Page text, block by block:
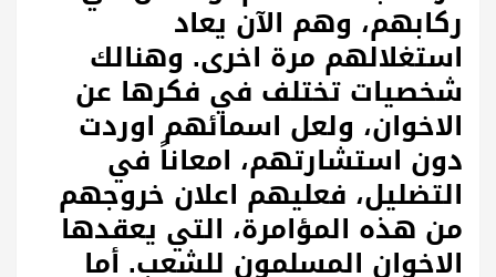
ركابهم، وهم الآن يعاد
استغلالهم مرة اخرى. وهنالك
شخصيات تختلف في فكرها عن
الاخوان، ولعل اسمائهم اوردت
دون استشارتهم، امعاناً في
التضليل، فعليهم اعلان خروجهم
من هذه المؤامرة، التي يعقدها
الاخوان المسلمون للشعب. أما